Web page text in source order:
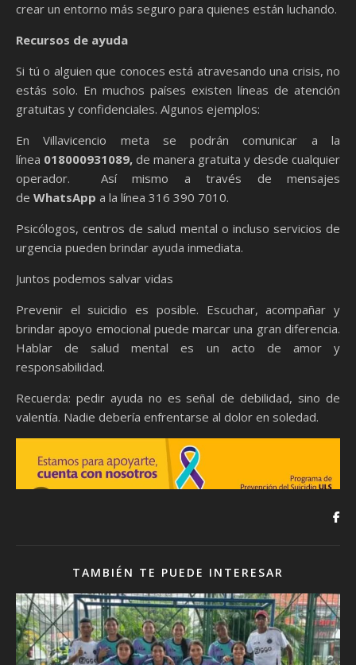
crear un entorno más seguro para quienes están luchando.
Recursos de ayuda
Si tú o alguien que conoces está atravesando una crisis, no
estás solo. En muchos países existen líneas de atención
gratuitas y confidenciales. Algunos ejemplos:
En Villavicencio meta se podrán comunicar a la
línea 018000931089, de manera gratuita y desde cualquier
operador. Así mismo a través de mensajes
de WhatsApp a la línea 316 390 7010.
Psicólogos, centros de salud mental o incluso servicios de
urgencia pueden brindar ayuda inmediata.
Juntos podemos salvar vidas
Prevenir el suicidio es posible. Escuchar, acompañar y
brindar apoyo emocional puede marcar una gran diferencia.
Hablar de salud mental es un acto de amor y
responsabilidad.
Recuerda: pedir ayuda no es señal de debilidad, sino de
valentía. Nadie debería enfrentarse al dolor en soledad.
TAMBIÉN TE PUEDE INTERESAR